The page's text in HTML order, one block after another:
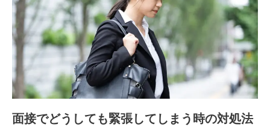
面接でどうしても緊張してしまう時の対処法
ど
う
し
て
緊
張
て